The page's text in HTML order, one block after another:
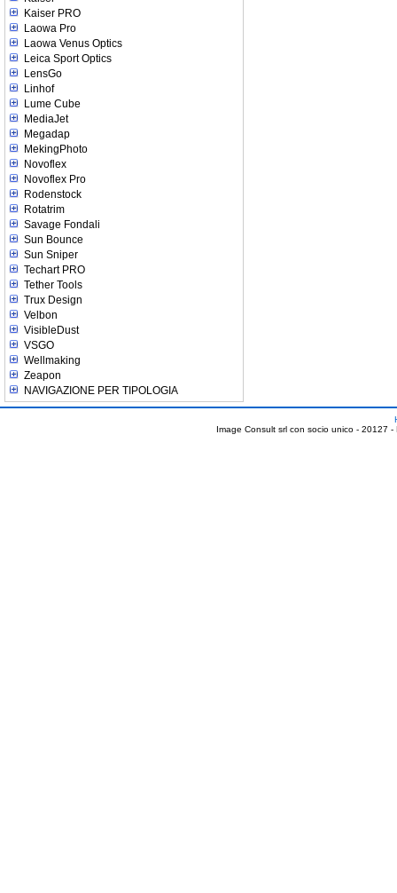
Kaiser PRO
Laowa Pro
Laowa Venus Optics
Leica Sport Optics
LensGo
Linhof
Lume Cube
MediaJet
Megadap
MekingPhoto
Novoflex
Novoflex Pro
Rodenstock
Rotatrim
Savage Fondali
Sun Bounce
Sun Sniper
Techart PRO
Tether Tools
Trux Design
Velbon
VisibleDust
VSGO
Wellmaking
Zeapon
NAVIGAZIONE PER TIPOLOGIA
Image Consult srl con socio unico - 20127